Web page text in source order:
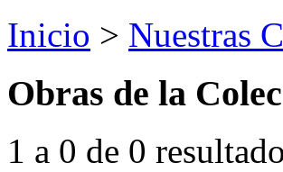
Inicio > Nuestras
Obras de la
1 a 0 de 0